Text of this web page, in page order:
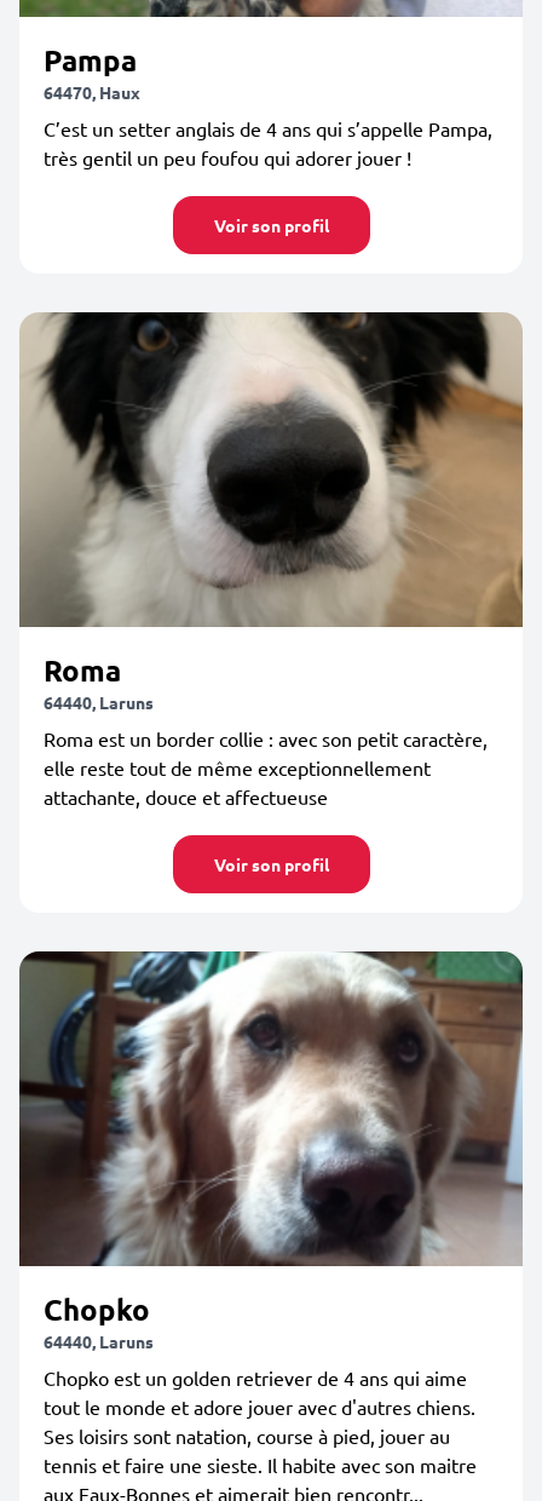
Pampa
64470, Haux
C’est un setter anglais de 4 ans qui s’appelle Pampa,
très gentil un peu foufou qui adorer jouer !
Voir son profil
Roma
64440, Laruns
Roma est un border collie : avec son petit caractère,
elle reste tout de même exceptionnellement
attachante, douce et affectueuse
Voir son profil
Chopko
64440, Laruns
Chopko est un golden retriever de 4 ans qui aime
tout le monde et adore jouer avec d'autres chiens.
Ses loisirs sont natation, course à pied, jouer au
tennis et faire une sieste. Il habite avec son maitre
aux Eaux-Bonnes et aimerait bien rencontr...